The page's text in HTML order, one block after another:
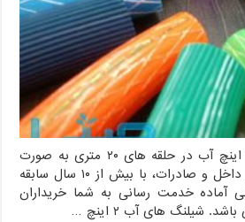
عمده
این مرکز خرید شیلنگ ۲ اینچ آب در حلقه های ۲۰ متری به صورت
انبوه ویژه پخش در بازار داخل و صادرات، با بیش از ۱۰ سال سابقه
آماده خدمت رسانی به شما خریداران
شیلنگ های آب ۲ اینچ …